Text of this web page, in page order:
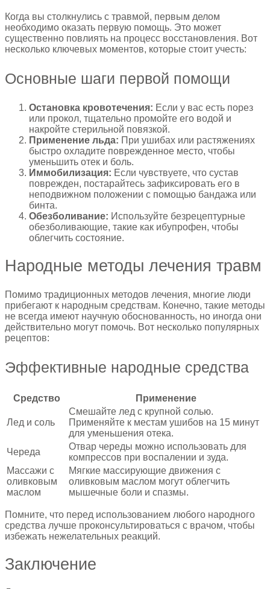
Когда вы столкнулись с травмой, первым делом
необходимо оказать первую помощь. Это может
существенно повлиять на процесс восстановления. Вот
несколько ключевых моментов, которые стоит учесть:
Основные шаги первой помощи
Остановка кровотечения: Если у вас есть порез
или прокол, тщательно промойте его водой и
накройте стерильной повязкой.
Применение льда: При ушибах или растяжениях
быстро охладите поврежденное место, чтобы
уменьшить отек и боль.
Иммобилизация: Если чувствуете, что сустав
поврежден, постарайтесь зафиксировать его в
неподвижном положении с помощью бандажа или
бинта.
Обезболивание: Используйте безрецептурные
обезболивающие, такие как ибупрофен, чтобы
облегчить состояние.
Народные методы лечения травм
Помимо традиционных методов лечения, многие люди
прибегают к народным средствам. Конечно, такие методы
не всегда имеют научную обоснованность, но иногда они
действительно могут помочь. Вот несколько популярных
рецептов:
Эффективные народные средства
Средство Применение
Лед и соль
Смешайте лед с крупной солью.
Применяйте к местам ушибов на 15 минут
для уменьшения отека.
Череда
Отвар череды можно использовать для
компрессов при воспалении и зуда.
Массажи с
оливковым
маслом
Мягкие массирующие движения с
оливковым маслом могут облегчить
мышечные боли и спазмы.
Помните, что перед использованием любого народного
средства лучше проконсультироваться с врачом, чтобы
избежать нежелательных реакций.
Заключение